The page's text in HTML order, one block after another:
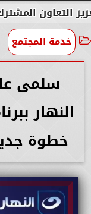
المشترك لدعم
خدمة المجتمع
سلمى
النهار
خطوة